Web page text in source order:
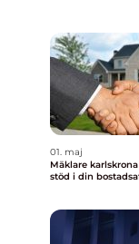
01. maj
Mäklare karlskrona så hittar du rätt
stöd i din